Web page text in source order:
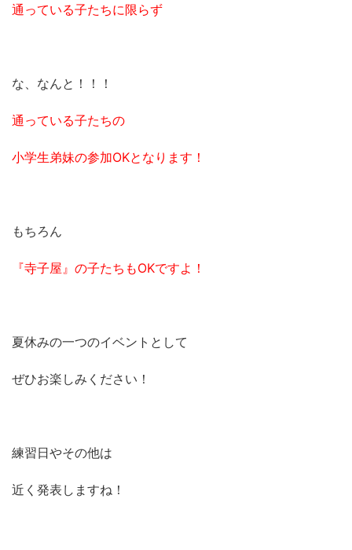
通っている子たちに限らず
な、なんと！！！
通っている子たちの
小学生弟妹の参加OKとなります！
もちろん
『寺子屋』の子たちもOKですよ！
夏休みの一つのイベントとして
ぜひお楽しみください！
練習日やその他は
近く発表しますね！